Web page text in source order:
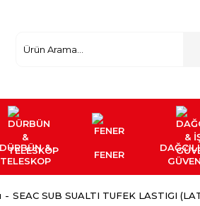
DÜRBÜN &
TELESKOP
FENER
SEAC SUB SUALTI TUFEK LASTIGI